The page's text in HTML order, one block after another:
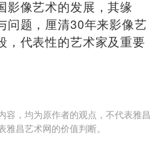
影像艺术的发展，其缘
问题，厘清30年来影像艺
，代表性的艺术家及重要
容，均为原作者的观点，不代表雅昌
昌艺术网的价值判断。